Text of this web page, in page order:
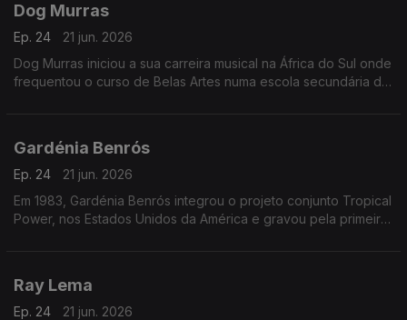
Dog Murras
Ep. 24
21 jun. 2026
Dog Murras iniciou a sua carreira musical na África do Sul onde
frequentou o curso de Belas Artes numa escola secundária de
Gardénia Benrós
Ep. 24
21 jun. 2026
Em 1983, Gardénia Benrós integrou o projeto conjunto Tropical
Power, nos Estados Unidos da América e gravou pela primeira
Ray Lema
Ep. 24
21 jun. 2026